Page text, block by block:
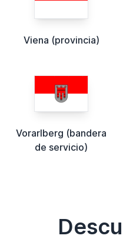
Viena (provincia)
Vorarlberg (bandera
de servicio)